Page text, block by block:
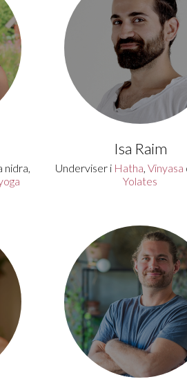
nidra,
Isa Raim
Underviser i Hatha,Vinyasa
Yolates